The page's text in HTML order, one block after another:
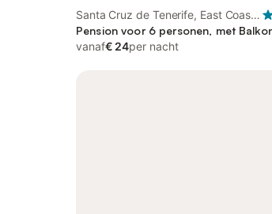
Santa Cruz de Tenerife, East Coast
of Tenerife
Pension voor 6 personen, met
vanaf€ 24per nacht